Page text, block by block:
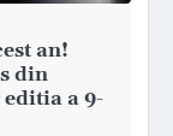
an!
din
a 9-